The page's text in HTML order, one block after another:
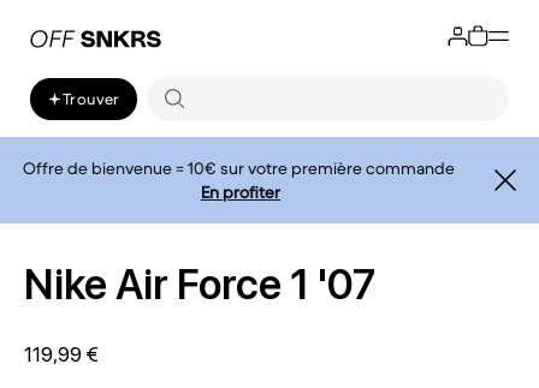
Trouver
Offre de bienvenue = 10€ sur votre première commande
En profiter
Nike Air Force 1 '07
119,99 €